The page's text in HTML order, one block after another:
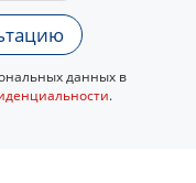
данных в
.